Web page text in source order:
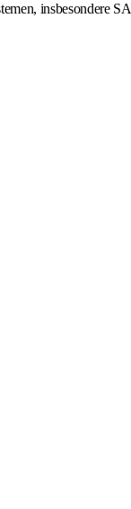
insbesondere